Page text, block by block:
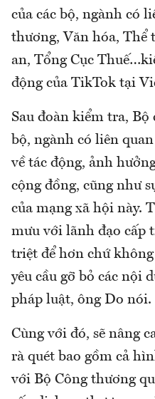
của các bộ, ngành có
thương, Văn hóa, Thể
an, Tổng Cục
động của TikTok tại
Sau đoàn kiểm tra, Bộ
bộ, ngành có liên
về tác động, ảnh
cộng đồng, cũng như
của mạng xã hội này.
mưu với lãnh đạo cấp
triệt để hơn chứ
yêu cầu gỡ bỏ các nội
pháp luật, ông Do nói.
Cùng với đó, sẽ nâng
rà quét bao gồm cả
với Bộ Công thương